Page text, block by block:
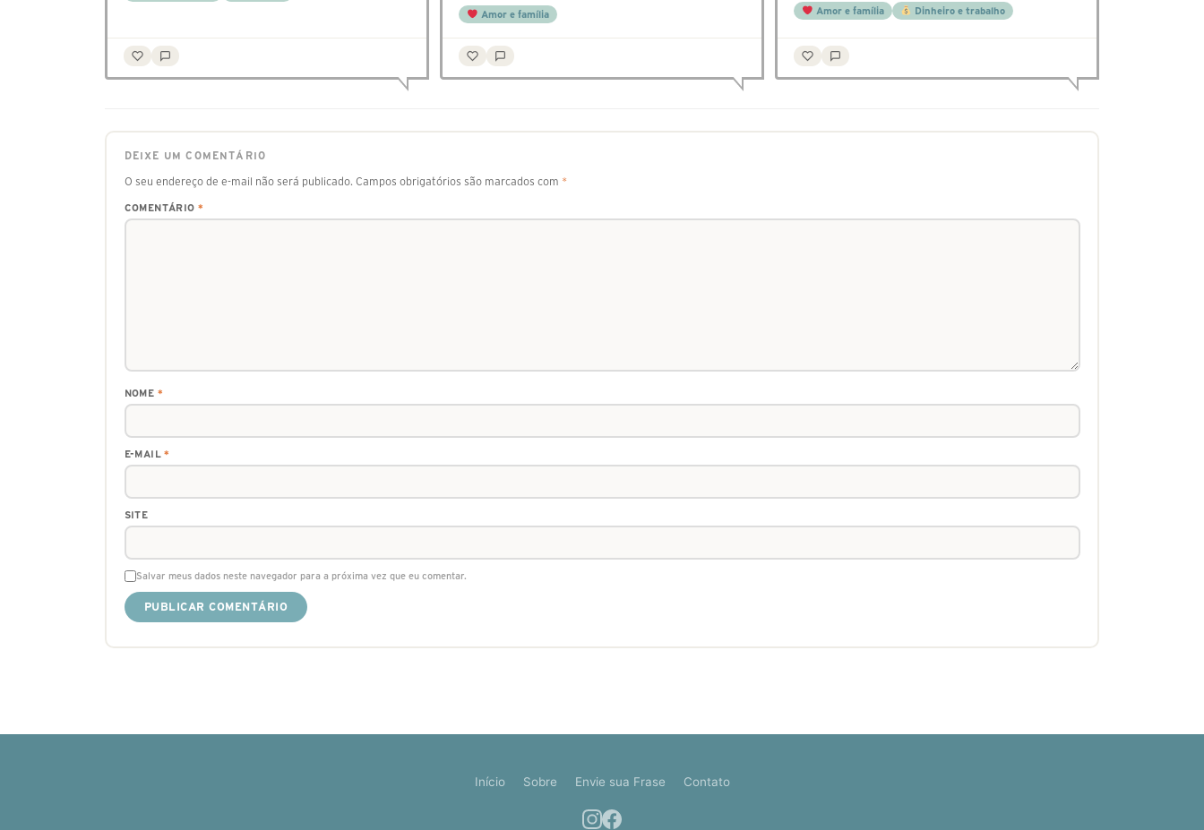
Amor e família Amor e família Dinheiro e trabalho
DEIXE UM COMENTÁRIO
O seu endereço de e-mail não será publicado. Campos obrigatórios são marcados com *
COMENTÁRIO *
NOME *
E-MAIL*
SITE
Salvar meus dados neste navegador para a próxima vez que eu comentar.
Início Sobre Envie sua Frase Contato